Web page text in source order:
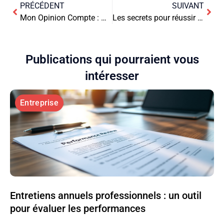
PRÉCÉDENT
Mon Opinion Compte : Démêler le vrai du faux
SUIVANT
Les secrets pour réussir votre entretien d’embauche
Publications qui pourraient vous
intéresser
Entreprise
Entretiens annuels professionnels : un outil
pour évaluer les performances